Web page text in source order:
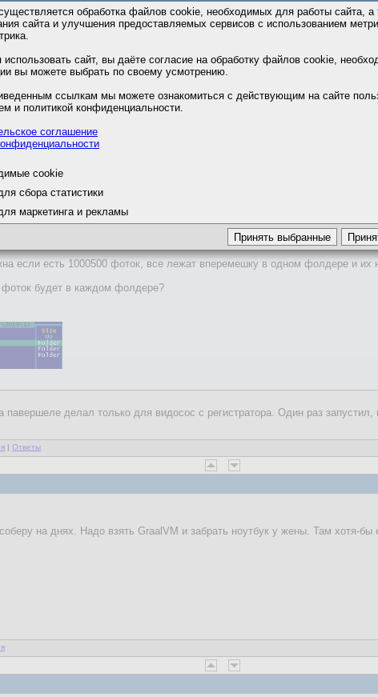
<arg>   Comma-separated local date-time format
Default = 'yyyy:MM:dd HH:mm:ss'
<arg>    Output folder format. Default =
'yyyy/MM/dd/HH-mm-ss'
<arg>       Source jpeg files folder
<arg>     Comma-separated exif-tags list. Default
линуха?
надо?
с фотика, то их сразу копирую в год/месяц + ориентировочное
если есть 1000500 фоток, все лежат вперемешку в одном фолдере и
фоток будет в каждом фолдере?
павершеле делал только для видосос с регистратора. Один раз запустил,
| Ответы
на днях. Надо взять GraalVM и забрать ноутбук у жены. Там хотя-бы
обработка файлов cookie, необходимых для работы сайта, а
сайта и улучшения предоставляемых сервисов с использованием
сайт, вы даёте согласие на обработку файлов cookie,
вы можете выбрать по своему усмотрению.
ссылкам мы можете ознакомиться с действующим на сайте
и политикой конфиденциальности.
соглашение
cookie
сбора статистики
маркетинга и рекламы